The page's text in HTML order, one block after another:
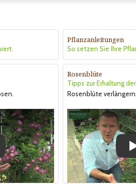
Pflanzanleitungen
So setzen Sie Ihre
Rosenblüte
Tipps zur Erhaltung
Rosenblüte